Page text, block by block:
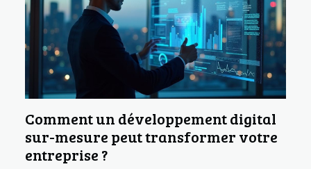
Comment un développement digital
sur-mesure peut transformer votre
entreprise ?